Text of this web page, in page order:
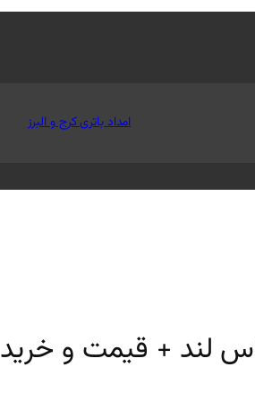
امداد باتری کرج و البرز
لند + قیمت و خرید